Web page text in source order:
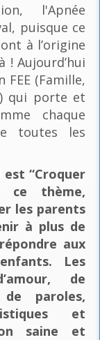
l'Apnée
puisque ce
à l’origine
! Aujourd’hui
FEE (Famille,
qui porte et
chaque
toutes les
“Croquer
thème,
les parents
à plus de
aux
Les
de
paroles,
et
saine et